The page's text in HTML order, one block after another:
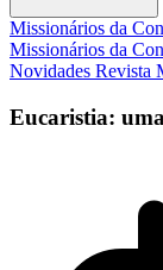
Missionários da
Missionários da
Novidades Revista
Eucaristia: